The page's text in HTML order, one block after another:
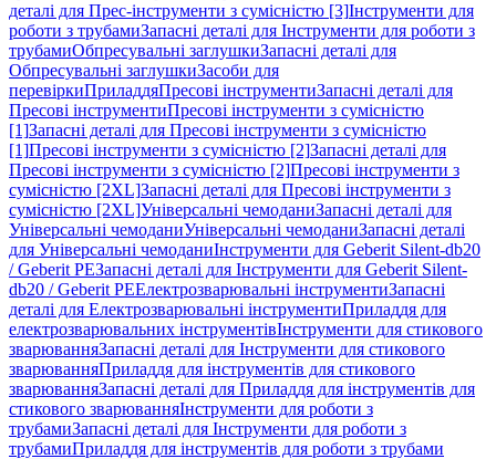
деталі для Прес-інструменти з сумісністю [3]Інструменти для
роботи з трубамиЗапасні деталі для Інструменти для роботи з
трубамиОбпресувальні заглушкиЗапасні деталі для
Обпресувальні заглушкиЗасоби для
перевіркиПриладдяПресові інструментиЗапасні деталі для
Пресові інструментиПресові інструменти з сумісністю
[1]Запасні деталі для Пресові інструменти з сумісністю
[1]Пресові інструменти з сумісністю [2]Запасні деталі для
Пресові інструменти з сумісністю [2]Пресові інструменти з
сумісністю [2XL]Запасні деталі для Пресові інструменти з
сумісністю [2XL]Універсальні чемоданиЗапасні деталі для
Універсальні чемоданиУніверсальні чемоданиЗапасні деталі
для Універсальні чемоданиІнструменти для Geberit Silent-db20
/ Geberit PEЗапасні деталі для Інструменти для Geberit Silent-
db20 / Geberit PEЕлектрозварювальні інструментиЗапасні
деталі для Електрозварювальні інструментиПриладдя для
електрозварювальних інструментівІнструменти для стикового
зварюванняЗапасні деталі для Інструменти для стикового
зварюванняПриладдя для інструментів для стикового
зварюванняЗапасні деталі для Приладдя для інструментів для
стикового зварюванняІнструменти для роботи з
трубамиЗапасні деталі для Інструменти для роботи з
трубамиПриладдя для інструментів для роботи з трубами